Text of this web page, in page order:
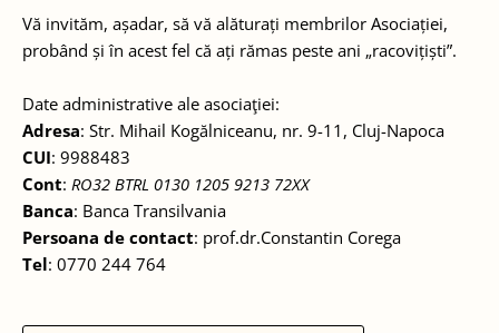
Vă invităm, așadar, să vă alăturați membrilor Asociației,
probând și în acest fel că ați rămas peste ani „racovițiști”.
Date administrative ale asociaţiei:
Adresa: Str. Mihail Kogălniceanu, nr. 9-11, Cluj-Napoca
CUI: 9988483
Cont: RO32 BTRL 0130 1205 9213 72XX
Banca: Banca Transilvania
Persoana de contact: prof.dr.Constantin Corega
Tel: 0770 244 764